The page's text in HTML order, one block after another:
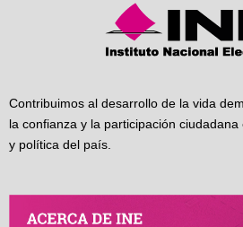
Contribuimos al desarrollo de la vida
la confianza y la participación
y política del país.